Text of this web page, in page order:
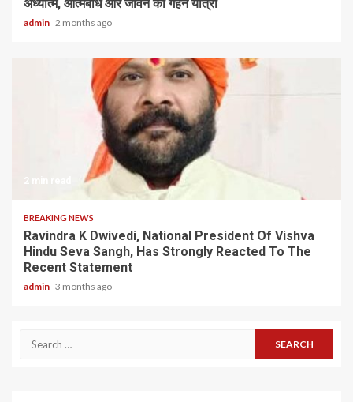
अध्यात्म, आत्मबोध और जीवन की गहन यात्रा
admin 2 months ago
2 min read
BREAKING NEWS
Ravindra K Dwivedi, National President Of Vishva
Hindu Seva Sangh, Has Strongly Reacted To The
Recent Statement
admin 3 months ago
Search